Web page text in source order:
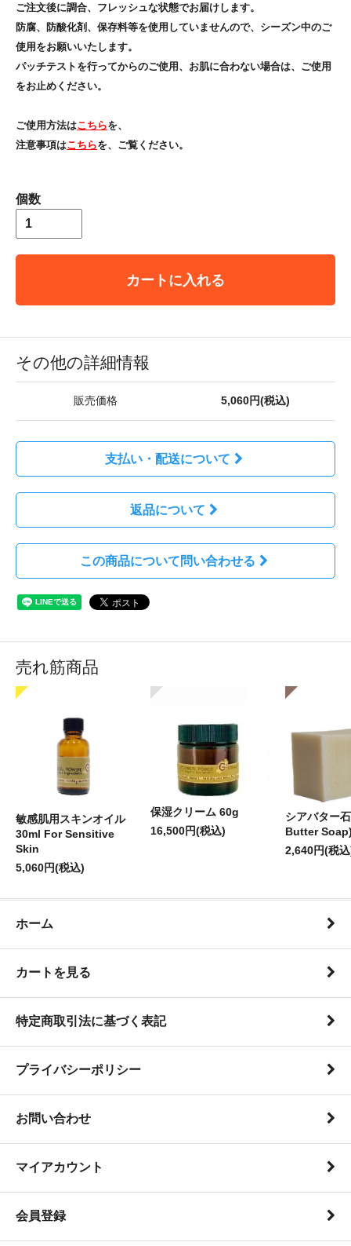
ご注文後に調合、フレッシュな状態でお届けします。
防腐、防酸化剤、保存料等を使用していませんので、シーズン中のご
使用をお願いいたします。
パッチテストを行ってからのご使用、お肌に合わない場合は、ご使用
をお止めください。
ご使用方法はこちらを、
注意事項はこちらを、ご覧ください。
個数
カートに入れる
その他の詳細情報
販売価格 5,060円(税込)
支払い・配送について
返品について
この商品について問い合わせる
売れ筋商品
敏感肌用スキンオイル
30ml For Sensitive
Skin
5,060円(税込)
保湿クリーム 60g
16,500円(税込)
シアバター
Butter
2,640円(税
ホーム
カートを見る
特定商取引法に基づく表記
プライバシーポリシー
お問い合わせ
マイアカウント
会員登録